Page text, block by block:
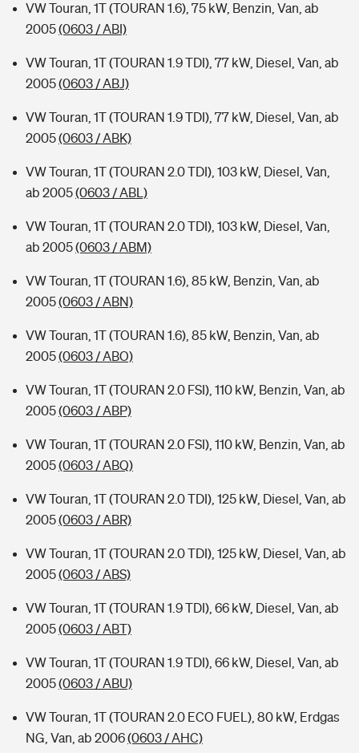
VW Touran, 1T (TOURAN 1.6), 75 kW, Benzin, Van, ab
2005(0603 / ABI)
VW Touran, 1T (TOURAN 1.9 TDI), 77 kW, Diesel, Van, ab
2005(0603 / ABJ)
VW Touran, 1T (TOURAN 1.9 TDI), 77 kW, Diesel, Van, ab
2005(0603 / ABK)
VW Touran, 1T (TOURAN 2.0 TDI), 103 kW, Diesel, Van,
ab 2005(0603 / ABL)
VW Touran, 1T (TOURAN 2.0 TDI), 103 kW, Diesel, Van,
ab 2005(0603 / ABM)
VW Touran, 1T (TOURAN 1.6), 85 kW, Benzin, Van, ab
2005(0603 / ABN)
VW Touran, 1T (TOURAN 1.6), 85 kW, Benzin, Van, ab
2005(0603 / ABO)
VW Touran, 1T (TOURAN 2.0 FSI), 110 kW, Benzin, Van, ab
2005(0603 / ABP)
VW Touran, 1T (TOURAN 2.0 FSI), 110 kW, Benzin, Van, ab
2005(0603 / ABQ)
VW Touran, 1T (TOURAN 2.0 TDI), 125 kW, Diesel, Van, ab
2005(0603 / ABR)
VW Touran, 1T (TOURAN 2.0 TDI), 125 kW, Diesel, Van, ab
2005(0603 / ABS)
VW Touran, 1T (TOURAN 1.9 TDI), 66 kW, Diesel, Van, ab
2005(0603 / ABT)
VW Touran, 1T (TOURAN 1.9 TDI), 66 kW, Diesel, Van, ab
2005(0603 / ABU)
VW Touran, 1T (TOURAN 2.0 ECO FUEL), 80 kW, Erdgas
NG, Van, ab 2006(0603 / AHC)